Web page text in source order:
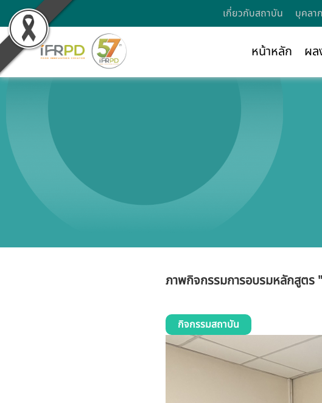
เกี่ยวกับสถาบัน บุคลา
หน้าหลัก ผล
ภาพกิจกรรมการอบรมหลักสูตร
กิจกรรมสถาบัน